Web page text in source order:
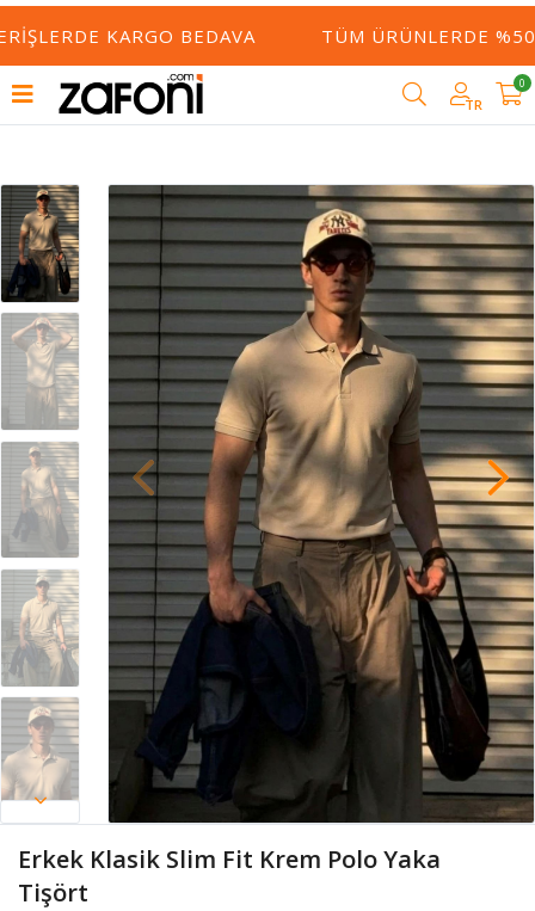
KARGO BEDAVA TÜM ÜRÜNLERDE %50
TR
0
Erkek Klasik Slim Fit Krem Polo Yaka
Tişört